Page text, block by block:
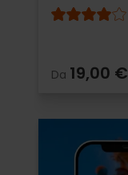
Da 19,00 €